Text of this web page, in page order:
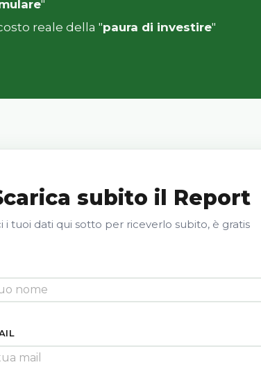
"
reale della "paura di investire"
subito il Report
i tuoi dati qui sotto per riceverlo subito, è gratis